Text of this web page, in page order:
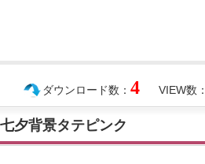
VIEW数：
ダウンロード数： 4
夕背景タテピンク